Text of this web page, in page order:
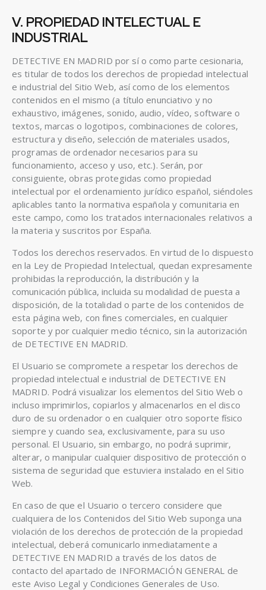
V. PROPIEDAD INTELECTUAL E
INDUSTRIAL
DETECTIVE EN MADRID por sí o como parte cesionaria,
es titular de todos los derechos de propiedad intelectual
e industrial del Sitio Web, así como de los elementos
contenidos en el mismo (a título enunciativo y no
exhaustivo, imágenes, sonido, audio, vídeo, software o
textos, marcas o logotipos, combinaciones de colores,
estructura y diseño, selección de materiales usados,
programas de ordenador necesarios para su
funcionamiento, acceso y uso, etc.). Serán, por
consiguiente, obras protegidas como propiedad
intelectual por el ordenamiento jurídico español, siéndoles
aplicables tanto la normativa española y comunitaria en
este campo, como los tratados internacionales relativos a
la materia y suscritos por España.
Todos los derechos reservados. En virtud de lo dispuesto
en la Ley de Propiedad Intelectual, quedan expresamente
prohibidas la reproducción, la distribución y la
comunicación pública, incluida su modalidad de puesta a
disposición, de la totalidad o parte de los contenidos de
esta página web, con fines comerciales, en cualquier
soporte y por cualquier medio técnico, sin la autorización
de DETECTIVE EN MADRID.
El Usuario se compromete a respetar los derechos de
propiedad intelectual e industrial de DETECTIVE EN
MADRID. Podrá visualizar los elementos del Sitio Web o
incluso imprimirlos, copiarlos y almacenarlos en el disco
duro de su ordenador o en cualquier otro soporte físico
siempre y cuando sea, exclusivamente, para su uso
personal. El Usuario, sin embargo, no podrá suprimir,
alterar, o manipular cualquier dispositivo de protección o
sistema de seguridad que estuviera instalado en el Sitio
Web.
En caso de que el Usuario o tercero considere que
cualquiera de los Contenidos del Sitio Web suponga una
violación de los derechos de protección de la propiedad
intelectual, deberá comunicarlo inmediatamente a
DETECTIVE EN MADRID a través de los datos de
contacto del apartado de INFORMACIÓN GENERAL de
este Aviso Legal y Condiciones Generales de Uso.